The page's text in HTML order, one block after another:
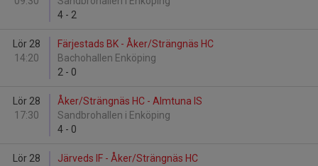
4 - 2
Lör 28
14:20
Färjestads BK - Åker/Strängnäs HC
Bachohallen Enköping
2 - 0
Lör 28
17:30
Åker/Strängnäs HC - Almtuna IS
Sandbrohallen i Enköping
4 - 0
Lör 28
Järveds IF - Åker/Strängnäs HC